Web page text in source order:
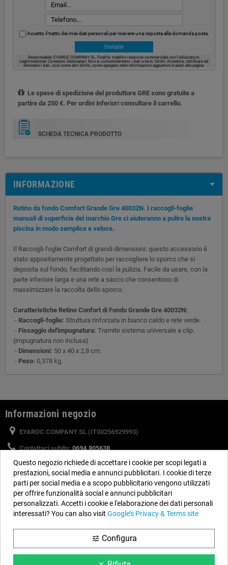
Accetto il tratto dei miei dati personali per ricevere una risposta alla domanda posta.
Responsabile: EYAROC COMPANY SL, Finalità: stabilire relazione commerciale con l’utilizzatore.
Legittimazione: Consenso Destinatari: Non si comunicheranno i dati a terzi, Diritti: Accedere, rettificare ed
eliminare i dati, così come altri diritti, come spiegato nelle informazioni aggiuntive in piedi alla pagina.
Le spese di spedizione del produttore GRE sono gratuite a
partire da 250 €. Per ordini inferiori consultare il carrello.
SCHEDA TECNICA PRODOTTO
INFORMAZIONE
Retino da fondo Comfort Grande Gre 40032N. I raccogli-foglie
manuali di superficie del marchio Gre ci aiuteranno a pulire la nostra
piscina in modo semplice e veloce.
Il Raccogli-foglie Comfort di grandi dimensioni: questo accessorio è
stato appositamente progettato per raccogliere lo sporco che si
deposita sul fondo, facilitando così la pulizia. Facile da usare, con la
parte inferiore larga e una rete a sacco che consentono di
massimizzare la raccolta dello sporco.
Caratteristiche Retino Confort di Fondo Grande Gre 40032N:
- Raccogli-foglie: Struttura rinforzata in bianco caldo e rete verde.
- Fissaggio del'impugnatura: Tramite sistema universale a clip.
(impugnatura non inclusa)
- Dimensioni: 50 x 40 x 2,8 cm.
- Peso: 0,378 kg.
Informazioni negozio
EYAROC COMPANY SL (IT00256929993)
Contattaci subito: 0694.805638
Orario:Dal lunedì al venerdì, dalle 9 alle 14 e dalle 15 alle 18
Email:info@piscinefuori-terra.com
Seguici
Questo negozio richiede di accettare i cookie per scopi legati a
prestazioni, social media e annunci pubblicitari. I cookie di terze
parti per social media e a scopo pubblicitario vengono utilizzati
per offrire funzionalità social e annunci pubblicitari
personalizzati. Accetti i cookie e l'elaborazione dei dati personali
interessati? You can also visit Google’s Privacy & Terms site
tune Configura